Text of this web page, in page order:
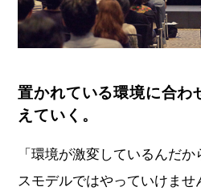
置かれている環境に合わ
えていく。
「環境が激変しているんだ
スモデルではやっていけませ